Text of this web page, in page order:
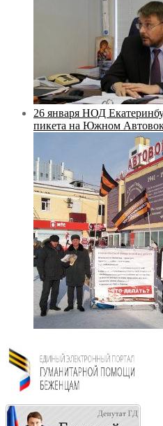
26 января НОД
пикета на Южном